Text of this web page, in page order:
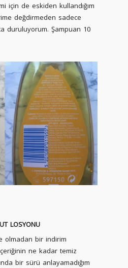
için de eskiden kullandığım
değdirmeden sadece
duruluyorum. Şampuan 10
LOSYONU
olmadan bir indirim
ne kadar temiz
bir sürü anlayamadığım